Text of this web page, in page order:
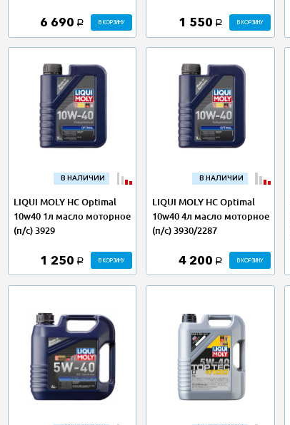
6 690 a В КОРЗИНУ 1 550 a В КОРЗИНУ
В НАЛИЧИИ
LIQUI MOLY НС Optimal
10w40 1л масло моторное
(п/с) 3929
1 250 a В КОРЗИНУ
В НАЛИЧИИ
LIQUI MOLY НС Optimal
10w40 4л масло моторное
(п/с) 3930/2287
4 200 a В КОРЗИНУ